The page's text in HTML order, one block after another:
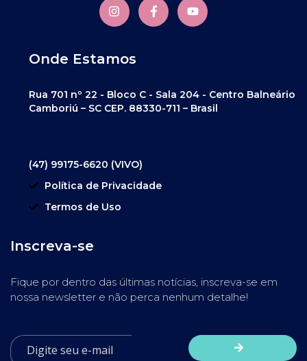
Onde Estamos
Rua 701 nº 22 - Bloco C - Sala 204 - Centro Balneário
Camboriú – SC CEP. 88330-711 – Brasil
(47) 99175-6620 (VIVO)
Política de Privacidade
Termos de Uso
Inscreva-se
Fique por dentro das últimas notícias, inscreva-se em
nossa newsletter e não perca nenhum detalhe!